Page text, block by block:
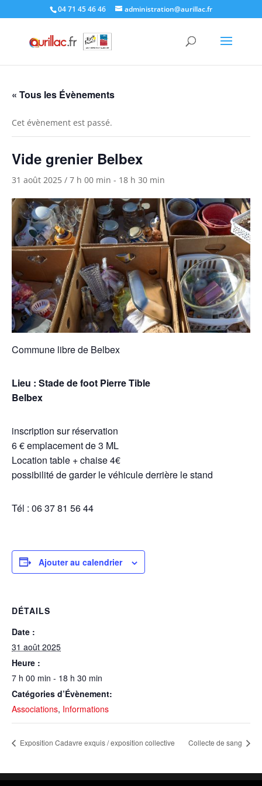
04 71 45 46 46 administration@aurillac.fr
« Tous les Évènements
Cet évènement est passé.
Vide grenier Belbex
31 août 2025 / 7 h 00 min - 18 h 30 min
Commune libre de Belbex
Lieu : Stade de foot Pierre Tible
Belbex
inscription sur réservation
6 € emplacement de 3 ML
Location table + chaise 4€
possibilité de garder le véhicule derrière le stand
Tél : 06 37 81 56 44
Ajouter au calendrier
DÉTAILS
Date :
31 août 2025
Heure :
7 h 00 min - 18 h 30 min
Catégories d’Évènement:
Associations, Informations
Exposition Cadavre exquis / exposition collective Collecte de sang